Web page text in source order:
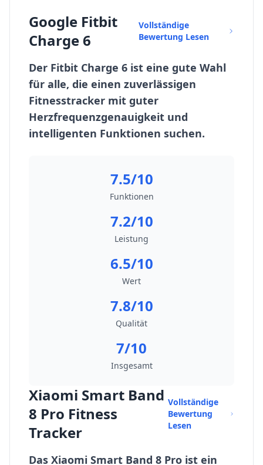
Google Fitbit
Charge 6
Vollständige
Bewertung Lesen
Der Fitbit Charge 6 ist eine gute Wahl
für alle, die einen zuverlässigen
Fitnesstracker mit guter
Herzfrequenzgenauigkeit und
intelligenten Funktionen suchen.
7.5/10
Funktionen
7.2/10
Leistung
6.5/10
Wert
7.8/10
Qualität
7/10
Insgesamt
Xiaomi Smart Band
8 Pro Fitness
Tracker
Vollständige
Bewertung
Lesen
Das Xiaomi Smart Band 8 Pro ist ein